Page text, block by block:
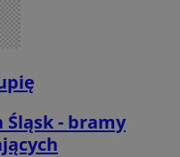
Śląsk - bramy